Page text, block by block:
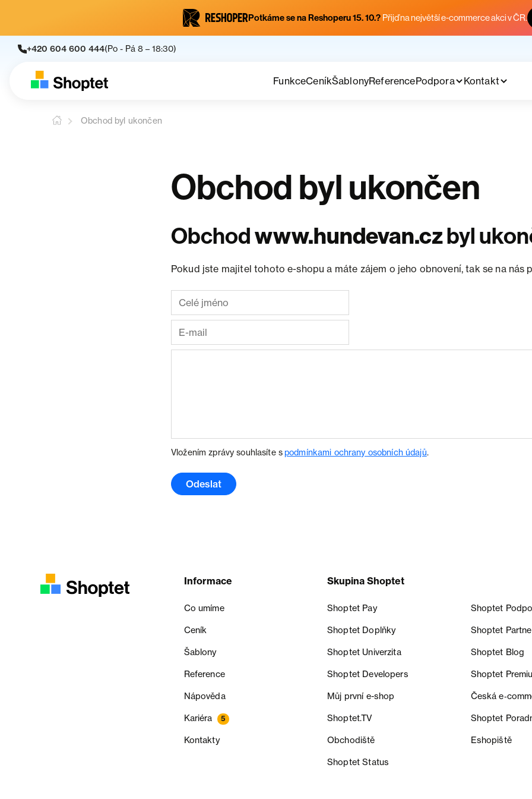
Potkáme se na Reshoperu 15. 10.? Přijď na největší e-commerce akci v ČR.
+420 604 600 444(Po - Pá 8 – 18:30)
FunkceCeníkŠablonyReferencePodpora Kontakt
Obchod byl ukončen
Obchod byl ukončen
Obchodwww.hundevan.czbyl
Pokud jste majitel tohoto e-shopu a máte zájem o jeho obnovení, tak se na nás
Vložením zprávy souhlasíte spodmínkami ochrany osobních údajů.
Odeslat
Informace
Co umíme
Ceník
Šablony
Reference
Nápověda
Kariéra 5
Kontakty
Skupina Shoptet
Shoptet Pay Shoptet
Shoptet Doplňky Shoptet
Shoptet Univerzita Shoptet Blog
Shoptet Developers Shoptet
Můj první e-shop Česká
Shoptet.TV Shoptet
Obchodiště Eshopiště
Shoptet Status